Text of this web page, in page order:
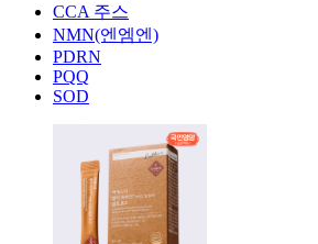
CCA 주스
NMN(엔엠엔)
PDRN
PQQ
SOD